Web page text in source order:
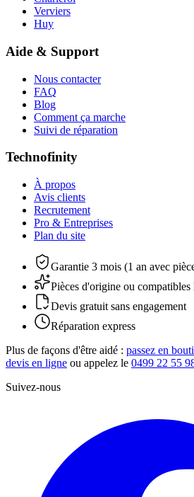
Verviers
Huy
Aide & Support
Nous contacter
FAQ
Blog
Comment ça marche
Suivi de réparation
Technofinity
À propos
Avis clients
Recrutement
Pro & Entreprises
Plan du site
Garantie 3 mois (1 an avec
Pièces d'origine ou compatibles
Devis gratuit sans engagement
Réparation express
Plus de façons d'être aidé : passez en
devis en ligne ou appelez le 0499 22 55
Suivez-nous